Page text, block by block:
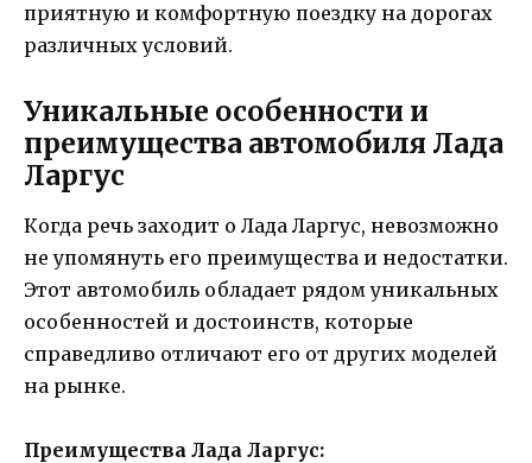
приятную и комфортную поездку на дорогах
различных условий.
Уникальные особенности и
преимущества автомобиля Лада
Ларгус
Когда речь заходит о Лада Ларгус, невозможно
не упомянуть его преимущества и недостатки.
Этот автомобиль обладает рядом уникальных
особенностей и достоинств, которые
справедливо отличают его от других моделей
на рынке.
Преимущества Лада Ларгус: